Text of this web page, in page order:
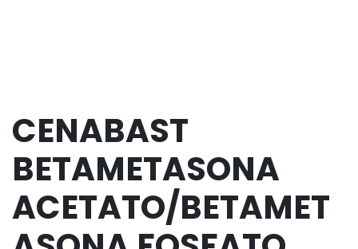
CENABAST
BETAMETASONA
ACETATO/BETAMET